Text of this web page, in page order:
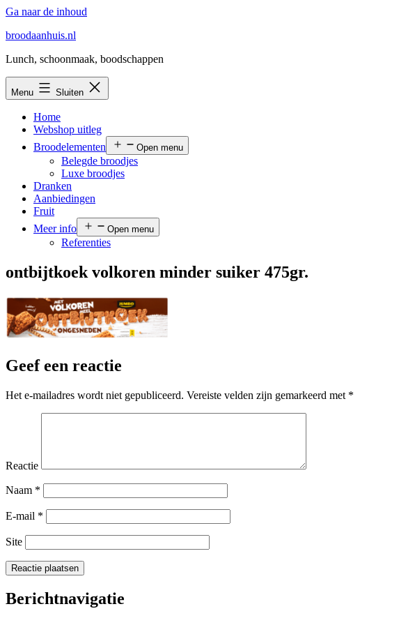
Ga naar de inhoud
broodaanhuis.nl
Lunch, schoonmaak, boodschappen
Menu Sluiten
Home
Webshop uitleg
Broodelementen
Open menu
Belegde broodjes
Luxe broodjes
Dranken
Aanbiedingen
Fruit
Meer info
Open menu
Referenties
ontbijtkoek volkoren minder suiker 475gr.
Geef een reactie
Het e-mailadres wordt niet gepubliceerd. Vereiste velden zijn gemarkeerd met *
Reactie
Naam *
E-mail *
Site
Berichtnavigatie